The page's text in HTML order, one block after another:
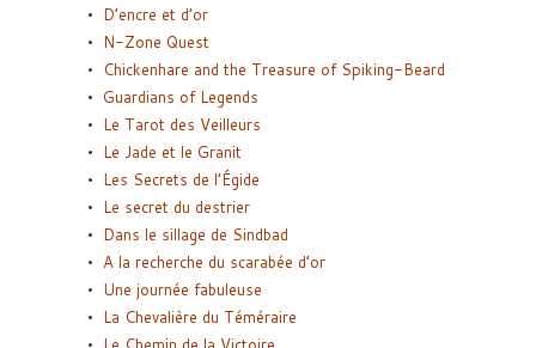
D’encre et d’or
N-Zone Quest
Chickenhare and the Treasure of Spiking-Beard
Guardians of Legends
Le Tarot des Veilleurs
Le Jade et le Granit
Les Secrets de l’Égide
Le secret du destrier
Dans le sillage de Sindbad
A la recherche du scarabée d’or
Une journée fabuleuse
La Chevalière du Téméraire